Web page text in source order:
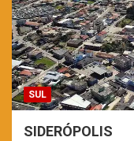
SUL
SIDERÓPOLIS